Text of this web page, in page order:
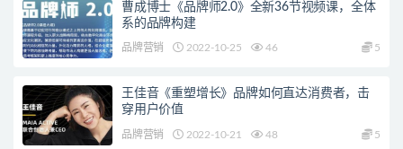
曹成博士《品牌师2.0》全新36节视频课，全体
系的品牌构建
品牌营销 2022-10-25 46 5
王佳音《重塑增长》品牌如何直达消费者，击
穿用户价值
品牌营销 2022-10-21 48 5